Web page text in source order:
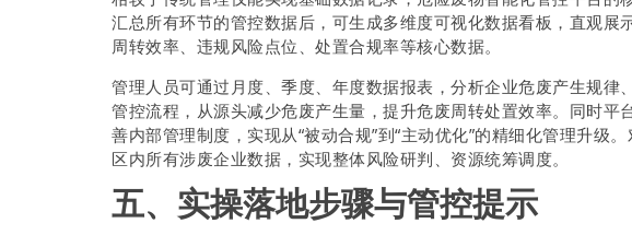
汇总所有环节的管控数据后，可生成多维度可视化数据看板，直观展
周转效率、违规风险点位、处置合规率等核心数据。
管理人员可通过月度、季度、年度数据报表，分析企业危废产生规律
管控流程，从源头减少危废产生量，提升危废周转处置效率。同时平
善内部管理制度，实现从“被动合规”到“主动优化”的精细化管理升级
区内所有涉废企业数据，实现整体风险研判、资源统筹调度。
五、实操落地步骤与管控提示